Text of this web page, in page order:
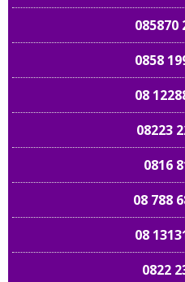
085870
0858
08
08223
0816
08 788
08
0822